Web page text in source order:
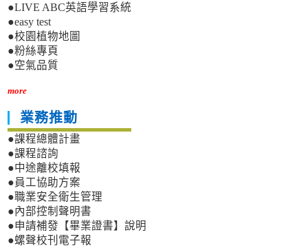
●LIVE ABC英語學習系統
●easy test
●校園植物地圖
●粉絲專頁
●空氣品質
more
業務推動
●課程總體計畫
●課程諮詢
●中途離校填報
●員工協助方案
●職業安全衛生管理
●內部控制聲明書
●申請補發【畢業證書】說明
●螺聲校刊電子報